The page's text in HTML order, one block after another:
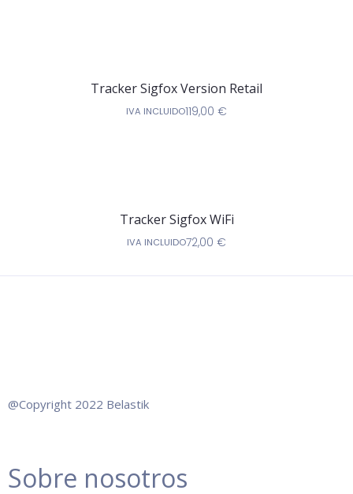
Tracker Sigfox Version Retail
119,00 €
IVA INCLUIDO
Tracker Sigfox WiFi
72,00 €
IVA INCLUIDO
@Copyright 2022 Belastik
Sobre nosotros